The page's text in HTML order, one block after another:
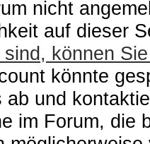
nicht
auf dieser
können
könnte
ab und
im Forum, die